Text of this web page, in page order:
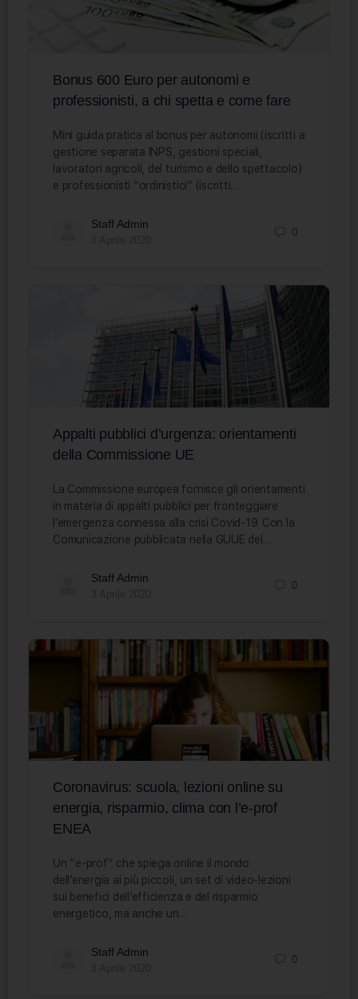
Bonus 600 Euro per autonomi e
professionisti, a chi spetta e come fare
Mini guida pratica al bonus per autonomi (iscritti a
gestione separata INPS, gestioni speciali,
lavoratori agricoli, del turismo e dello spettacolo)
e professionisti “ordinistici” (iscritti…
Staff Admin
0
Appalti pubblici d’urgenza: orientamenti
della Commissione UE
La Commissione europea fornisce gli orientamenti
in materia di appalti pubblici per fronteggiare
l’emergenza connessa alla crisi Covid-19. Con la
Comunicazione pubblicata nella GUUE del…
Staff Admin
0
Coronavirus: scuola, lezioni online su
energia, risparmio, clima con l’e-prof
ENEA
Un “e-prof” che spiega online il mondo
dell’energia ai più piccoli, un set di video-lezioni
sui benefici dell’efficienza e del risparmio
energetico, ma anche un…
Staff Admin
0